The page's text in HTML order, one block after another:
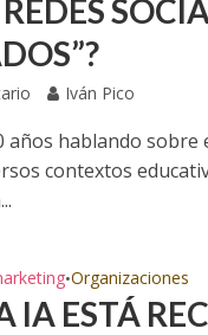
Iván Pico
años hablando sobre
contextos
•Organizaciones
IA ESTÁ